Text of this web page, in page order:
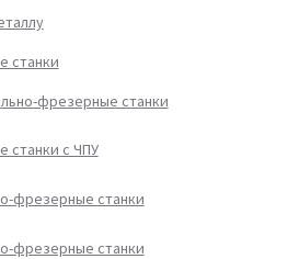
станки
фрезерные станки
станки с ЧПУ
фрезерные станки
фрезерные станки